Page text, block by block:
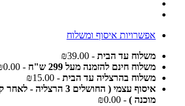
אפשרויות איסוף ומשלוח
משלוח עד הבית - ₪39.00
משלוח חינם להזמנה מעל 299 ש"ח
- ₪0.00
משלוח בהרצליה עד הבית - ₪15.00
איסוף עצמי ( החושלים 3
מוכנה ) - ₪0.00